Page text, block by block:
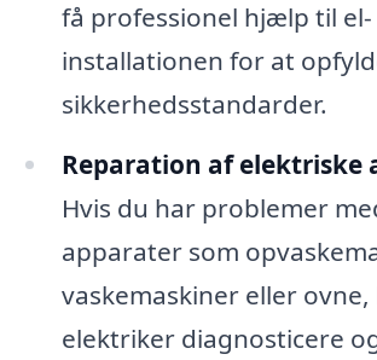
få professionel hjælp til el-
installationen for at
sikkerhedsstandarder.
Reparation af elektriske
Hvis du har problemer
apparater som
vaskemaskiner eller ovne,
elektriker diagnosticere